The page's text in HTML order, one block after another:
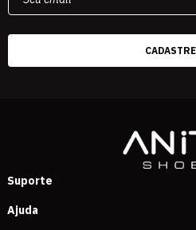
Suporte
Ajuda